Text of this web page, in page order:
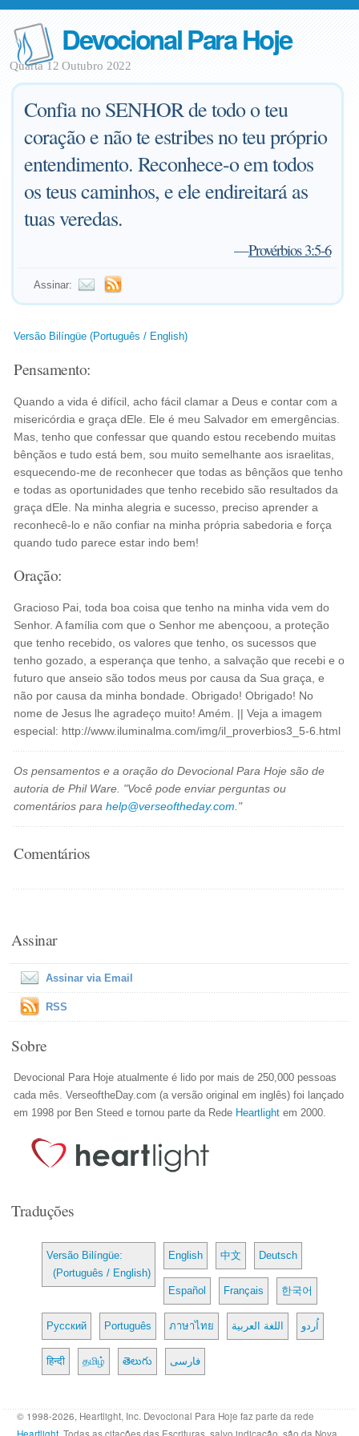
Devocional Para Hoje
Quarta 12 Outubro 2022
Confia no SENHOR de todo o teu
coração e não te estribes no teu próprio
entendimento. Reconhece-o em todos
os teus caminhos, e ele endireitará as
tuas veredas.
—Provérbios 3:5-6
Assinar:
Versão Bilíngüe (Português / English)
Pensamento:
Quando a vida é difícil, acho fácil clamar a Deus e contar com a
misericórdia e graça dEle. Ele é meu Salvador em emergências.
Mas, tenho que confessar que quando estou recebendo muitas
bênçãos e tudo está bem, sou muito semelhante aos israelitas,
esquecendo-me de reconhecer que todas as bênçãos que tenho
e todas as oportunidades que tenho recebido são resultados da
graça dEle. Na minha alegria e sucesso, preciso aprender a
reconhecê-lo e não confiar na minha própria sabedoria e força
quando tudo parece estar indo bem!
Oração:
Gracioso Pai, toda boa coisa que tenho na minha vida vem do
Senhor. A família com que o Senhor me abençoou, a proteção
que tenho recebido, os valores que tenho, os sucessos que
tenho gozado, a esperança que tenho, a salvação que recebi e o
futuro que anseio são todos meus por causa da Sua graça, e
não por causa da minha bondade. Obrigado! Obrigado! No
nome de Jesus lhe agradeço muito! Amém. || Veja a imagem
especial: http://www.iluminalma.com/img/il_proverbios3_5-6.html
Os pensamentos e a oração do Devocional Para Hoje são de
autoria de Phil Ware. "Você pode enviar perguntas ou
comentários parahelp@verseoftheday.com ."
Comentários
Assinar
Assinar via Email
RSS
Sobre
Devocional Para Hoje atualmente é lido por mais de 250,000 pessoas
cada mês. VerseoftheDay.com (a versão original em inglês) foi lançado
em 1998 por Ben Steed e tornou parte da Rede Heartlight em 2000.
Traduções
Versão Bilíngüe:
(Português / English)
English 中文 Deutsch
Español Français 한국어
Русский Português ภาษาไทย اللغة العربية اُردو
हिन्दी தமிழ் తెలుగు فارسی
© 1998-2026, Heartlight, Inc. Devocional Para Hoje faz parte da rede